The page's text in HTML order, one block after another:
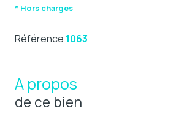
* Hors charges
Référence 1063
A propos
de ce bien